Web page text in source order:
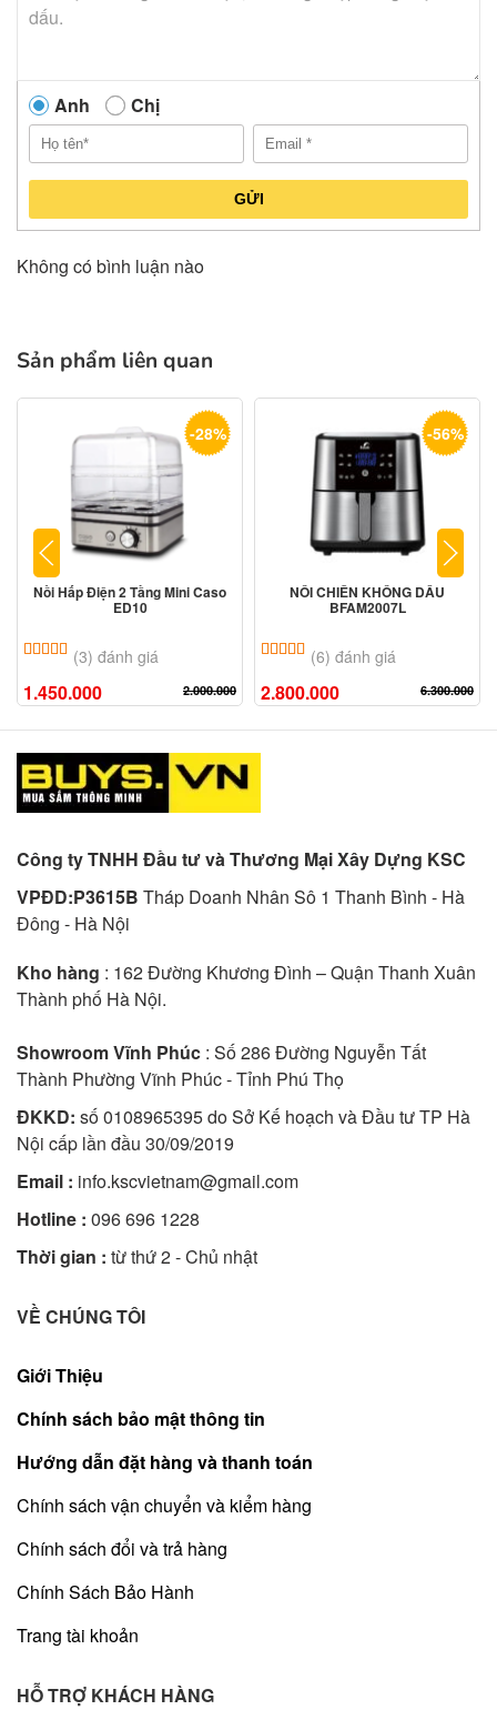
Anh Chị
GỬI
Không có bình luận nào
Sản phẩm liên quan
-28%
Nồi Hấp Điện 2 Tầng Mini Caso
ED10
5.00 trên 5 dựa trên
(3) đánh giá
1.450.000 2.000.000
-56%
NỒI CHIÊN KHÔNG DẦU
BFAM2007L
5.00 trên 5 dựa trên
(6) đánh giá
2.800.000 6.300.000
Công ty TNHH Đầu tư và Thương Mại Xây Dựng KSC
VPĐD:P3615B Tháp Doanh Nhân Sô 1 Thanh Bình - Hà
Đông - Hà Nội
Kho hàng : 162 Đường Khương Đình – Quận Thanh Xuân
Thành phố Hà Nội.
Showroom Vĩnh Phúc : Số 286 Đường Nguyễn Tất
Thành Phường Vĩnh Phúc - Tỉnh Phú Thọ
ĐKKD: số 0108965395 do Sở Kế hoạch và Đầu tư TP Hà
Nội cấp lần đầu 30/09/2019
Email : info.kscvietnam@gmail.com
Hotline : 096 696 1228
Thời gian : từ thứ 2 - Chủ nhật
VỀ CHÚNG TÔI
Giới Thiệu
Chính sách bảo mật thông tin
Hướng dẫn đặt hàng và thanh toán
Chính sách vận chuyển và kiểm hàng
Chính sách đổi và trả hàng
Chính Sách Bảo Hành
Trang tài khoản
HỖ TRỢ KHÁCH HÀNG